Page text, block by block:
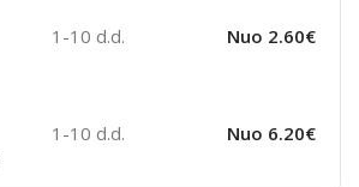
1-10 d.d. Nuo 2.60€
1-10 d.d. Nuo 6.20€